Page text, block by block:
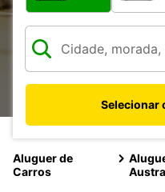
Selecionar
Aluguer de
Carros